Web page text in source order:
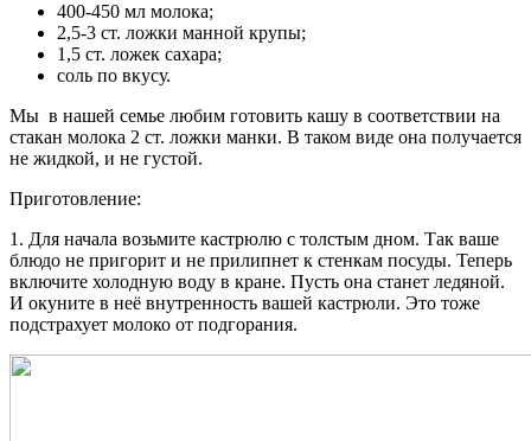
400-450 мл молока;
2,5-3 ст. ложки манной крупы;
1,5 ст. ложек сахара;
соль по вкусу.
Мы в нашей семье любим готовить кашу в соответствии на
стакан молока 2 ст. ложки манки. В таком виде она получается
не жидкой, и не густой.
Приготовление:
1. Для начала возьмите кастрюлю с толстым дном. Так ваше
блюдо не пригорит и не прилипнет к стенкам посуды. Теперь
включите холодную воду в кране. Пусть она станет ледяной.
И окуните в неё внутренность вашей кастрюли. Это тоже
подстрахует молоко от подгорания.